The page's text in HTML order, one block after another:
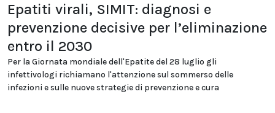
Epatiti virali, SIMIT: diagnosi e
prevenzione decisive per l’eliminazione
entro il 2030
Per la Giornata mondiale dell'Epatite del 28 luglio gli
infettivologi richiamano l'attenzione sul sommerso delle
infezioni e sulle nuove strategie di prevenzione e cura